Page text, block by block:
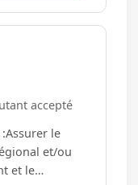
accepté
le
et/ou
et le